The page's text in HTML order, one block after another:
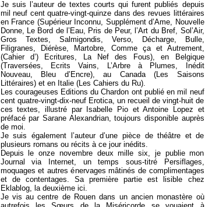
Je suis l’auteur de textes courts qui furent publiés depuis
mil neuf cent quatre-vingt-quinze dans des revues littéraires
en France (Supérieur Inconnu, Supplément d’Ame, Nouvelle
Donne, Le Bord de l’Eau, Pris de Peur, l’Art du Bref, Sol’Air,
Gros Textes, Salmigondis, Verso, Décharge, Bulle,
Filigranes, Diérèse, Martobre, Comme ça et Autrement,
(Cahier d’) Ecritures, La Nef des Fous), en Belgique
(Traversées, Ecrits Vains, L’Arbre à Plumes, Inédit
Nouveau, Bleu d’Encre), au Canada (Les Saisons
Littéraires) et en Italie (Les Cahiers du Ru).
Les courageuses Editions du Chardon ont publié en mil neuf
cent quatre-vingt-dix-neuf Erotica, un recueil de vingt-huit de
ces textes, illustré par Isabelle Pio et Antoine Lopez et
préfacé par Sarane Alexandrian, toujours disponible auprès
de moi.
Je suis également l’auteur d’une pièce de théâtre et de
plusieurs romans ou récits à ce jour inédits.
Depuis le onze novembre deux mille six, je publie mon
Journal via Internet, un temps sous-titré Persiflages,
moquages et autres énervages mâtinés de complimentages
et de contentages. Sa première partie est lisible chez
Eklablog, la deuxième ici.
Je vis au centre de Rouen dans un ancien monastère où